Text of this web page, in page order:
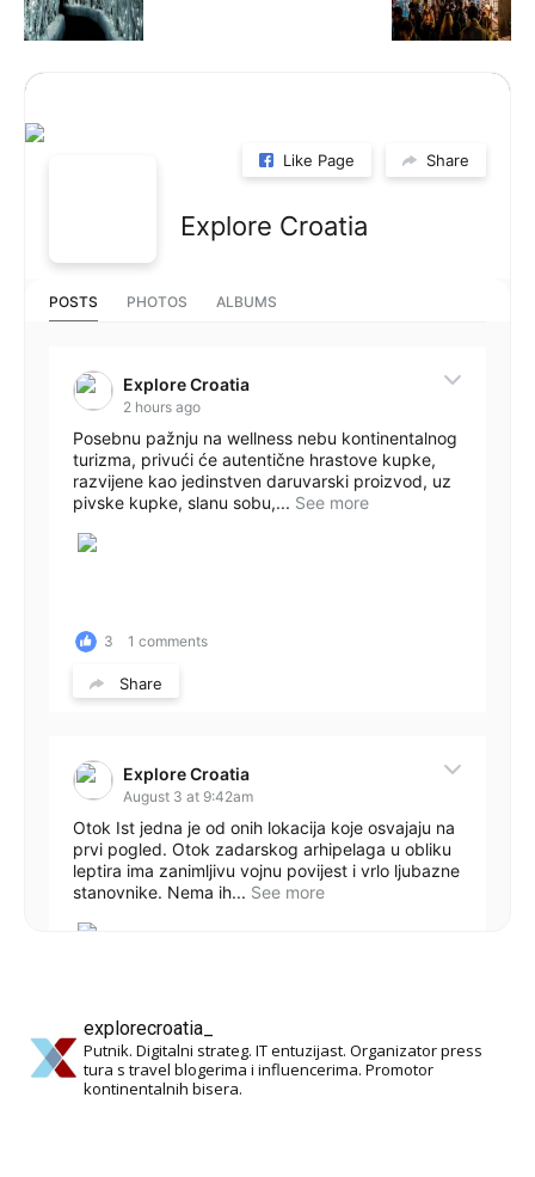
Like Page Share
Explore Croatia
POSTS PHOTOS ALBUMS
Explore Croatia
2 hours ago
Posebnu pažnju na wellness nebu kontinentalnog
turizma, privući će autentične hrastove kupke,
razvijene kao jedinstven daruvarski proizvod, uz
pivske kupke, slanu sobu,... See more
3 1 comments
Share
Explore Croatia
August 3 at 9:42am
Otok Ist jedna je od onih lokacija koje osvajaju na
prvi pogled. Otok zadarskog arhipelaga u obliku
leptira ima zanimljivu vojnu povijest i vrlo ljubazne
stanovnike. Nema ih... See more
22 1 comments
Share
explorecroatia_
Putnik. Digitalni strateg. IT entuzijast. Organizator press
tura s travel blogerima i influencerima. Promotor
kontinentalnih bisera.